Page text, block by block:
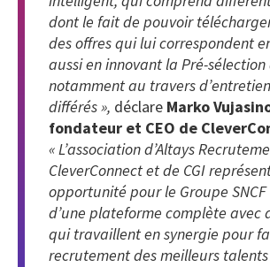
dont le fait de pouvoir
des offres qui lui correspondent
aussi en innovant la Pré-
notamment au travers
différés », déclare Marko
fondateur et CEO de
« L’association d’Altays
CleverConnect et de CGI
opportunité pour le Groupe
d’une plateforme complète avec
qui travaillent en synergie pour
recrutement des meilleurs talents